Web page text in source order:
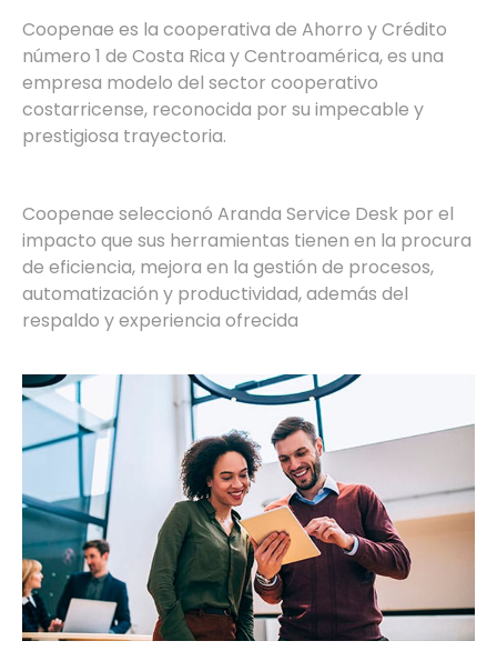
Coopenae es la cooperativa de Ahorro y Crédito
número 1 de Costa Rica y Centroamérica, es una
empresa modelo del sector cooperativo
costarricense, reconocida por su impecable y
prestigiosa trayectoria.
Coopenae seleccionó Aranda Service Desk por el
impacto que sus herramientas tienen en la procura
de eficiencia, mejora en la gestión de procesos,
automatización y productividad, además del
respaldo y experiencia ofrecida